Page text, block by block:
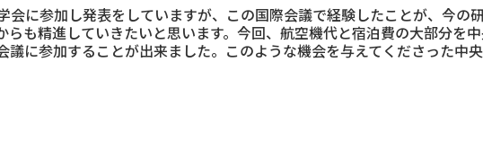
に参加し発表をしていますが、この国際会議で経験したことが、今の
らも精進していきたいと思います。今回、航空機代と宿泊費の大部分を
議に参加することが出来ました。このような機会を与えてくださった中